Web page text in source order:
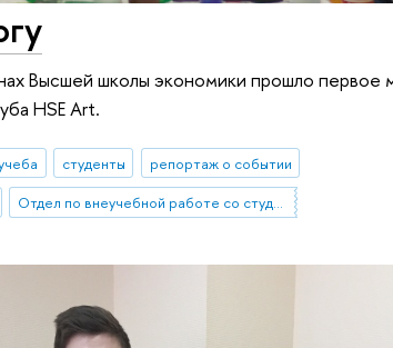
Высшей школы экономики прошло первое
HSE Art.
студенты
репортаж о событии
Отдел по внеучебной работе со студентами (Нижний Новгород)